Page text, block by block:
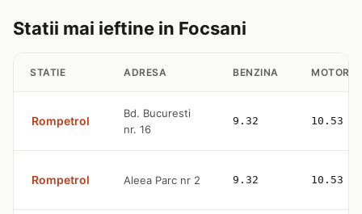
Statii mai ieftine in Focsani
STATIE ADRESA BENZINA
Rompetrol
Bd. Bucuresti
nr. 16
9.32 10.53
Rompetrol Aleea Parc nr 2 9.32 10.53